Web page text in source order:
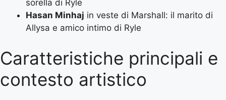
sorella di Ryle
Hasan Minhaj in veste di Marshall: il marito di
Allysa e amico intimo di Ryle
Caratteristiche principali e
contesto artistico